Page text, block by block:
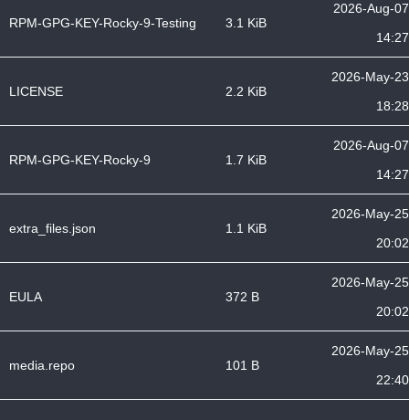
RPM-GPG-KEY-Rocky-9-Testing 3.1 KiB
2026-Aug-07
14:27
LICENSE 2.2 KiB
2026-May-23
18:28
RPM-GPG-KEY-Rocky-9 1.7 KiB
2026-Aug-07
14:27
extra_files.json 1.1 KiB
2026-May-25
20:02
EULA 372 B
2026-May-25
20:02
media.repo 101 B
2026-May-25
22:40